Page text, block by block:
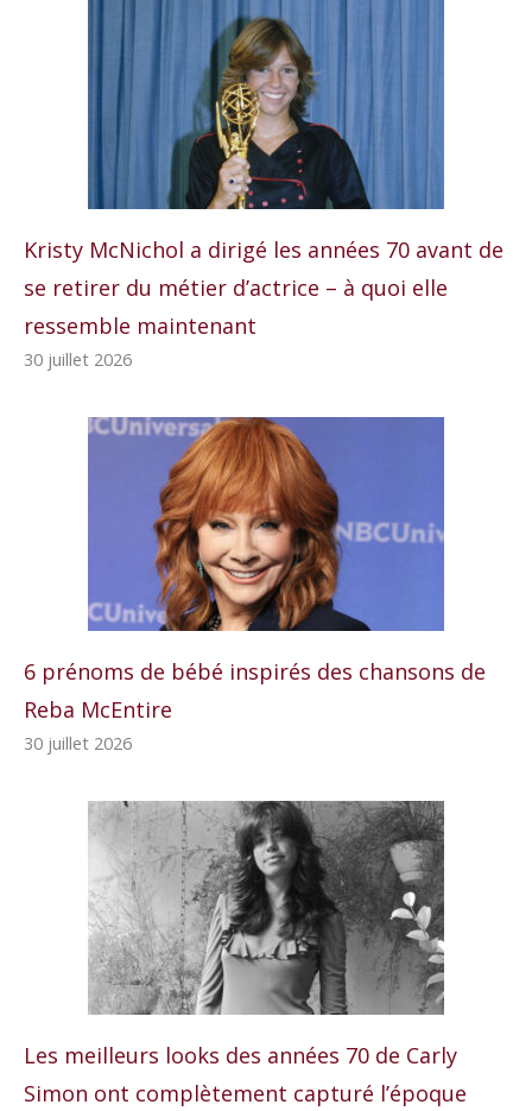
Kristy McNichol a dirigé les années 70 avant de
se retirer du métier d’actrice – à quoi elle
ressemble maintenant
30 juillet 2026
6 prénoms de bébé inspirés des chansons de
Reba McEntire
30 juillet 2026
Les meilleurs looks des années 70 de Carly
Simon ont complètement capturé l’époque